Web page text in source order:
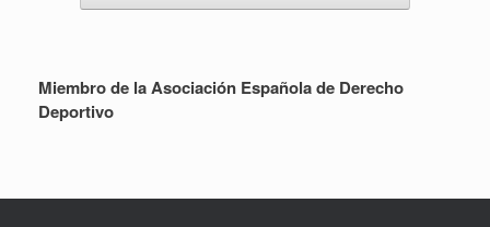
Miembro de la Asociación Española de Derecho
Deportivo